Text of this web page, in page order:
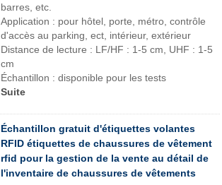
barres, etc.
Application : pour hôtel, porte, métro, contrôle
d'accès au parking, ect, intérieur, extérieur
Distance de lecture : LF/HF : 1-5 cm, UHF : 1-5
cm
Échantillon : disponible pour les tests
Suite
Échantillon gratuit d'étiquettes volantes
RFID étiquettes de chaussures de vêtement
rfid pour la gestion de la vente au détail de
l'inventaire de chaussures de vêtements